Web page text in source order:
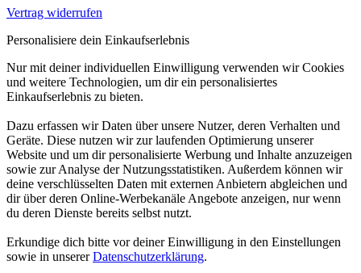
Vertrag widerrufen
Personalisiere dein Einkaufserlebnis
Nur mit deiner individuellen Einwilligung verwenden wir Cookies
und weitere Technologien, um dir ein personalisiertes
Einkaufserlebnis zu bieten.
Dazu erfassen wir Daten über unsere Nutzer, deren Verhalten und
Geräte. Diese nutzen wir zur laufenden Optimierung unserer
Website und um dir personalisierte Werbung und Inhalte anzuzeigen
sowie zur Analyse der Nutzungsstatistiken. Außerdem können wir
deine verschlüsselten Daten mit externen Anbietern abgleichen und
dir über deren Online-Werbekanäle Angebote anzeigen, nur wenn
du deren Dienste bereits selbst nutzt.
Erkundige dich bitte vor deiner Einwilligung in den Einstellungen
sowie in unsererDatenschutzerklärung.